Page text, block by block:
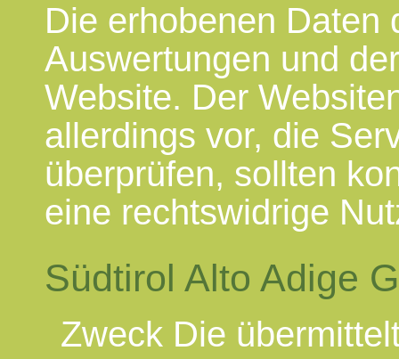
Die erhobenen Daten
Auswertungen und
Website. Der
allerdings vor, die
überprüfen, sollten
eine rechtswidrige
Südtirol Alto Adige
Zweck Die